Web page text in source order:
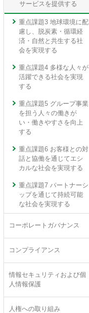
サービスを提供する
重点課題3 地球環境に配
慮し、脱炭素・循環経
済・自然と共生する社
会を実現する
重点課題4 多様な人々が
活躍できる社会を実現
する
重点課題5 グループ事業
を担う人々の働きが
い・働きやすさを向上
する
重点課題6 お客様との対
話と協働を通じてエシ
カルな社会を実現する
重点課題7 パートナーシ
ップを通じて持続可能
な社会を実現する
コーポレートガバナンス
コンプライアンス
情報セキュリティおよび個
人情報保護
人権への取り組み